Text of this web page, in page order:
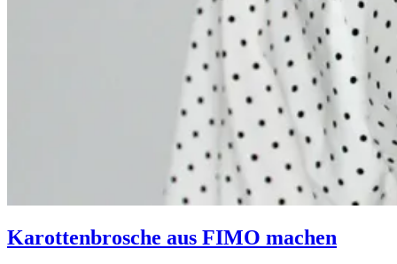
Karottenbrosche aus FIMO machen